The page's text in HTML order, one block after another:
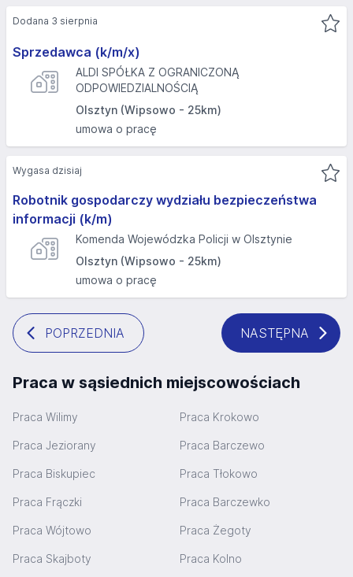
Sprzedawca (k/m/x)
ALDI SPÓŁKA Z OGRANICZONĄ
ODPOWIEDZIALNOŚCIĄ
Olsztyn (Wipsowo - 25km)
umowa o pracę
Dodana 3 sierpnia
Robotnik gospodarczy wydziału bezpieczeństwa
informacji (k/m)
Komenda Wojewódzka Policji w Olsztynie
Olsztyn (Wipsowo - 25km)
umowa o pracę
Wygasa dzisiaj
POPRZEDNIA NASTĘPNA
Praca w sąsiednich miejscowościach
Praca Wilimy Praca Krokowo
Praca Jeziorany Praca Barczewo
Praca Biskupiec Praca Tłokowo
Praca Frączki Praca Barczewko
Praca Wójtowo Praca Żegoty
Praca Skajboty Praca Kolno